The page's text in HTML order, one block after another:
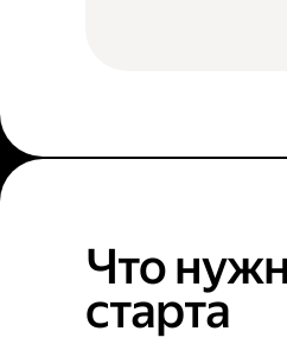
Что
старта